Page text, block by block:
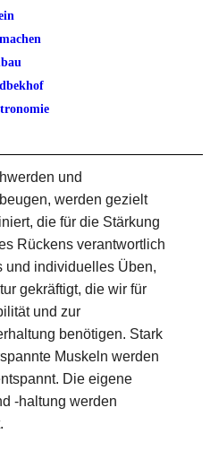
und
werden gezielt
die für die Stärkung
Rückens verantwortlich
und individuelles Üben,
gekräftigt, die wir für
und zur
benötigen. Stark
Muskeln werden
Die eigene
-haltung werden